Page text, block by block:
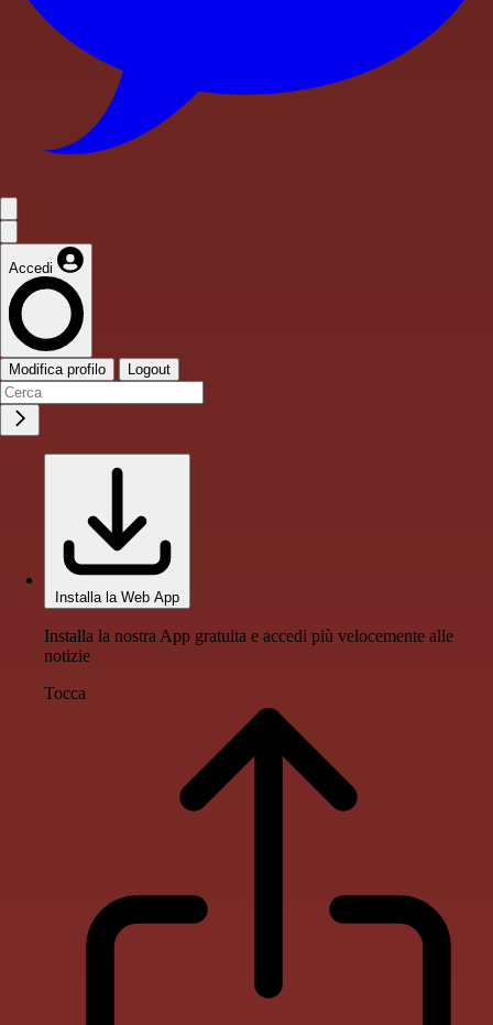
Accedi
Modifica profilo Logout
Installa la Web App
Installa la nostra App gratuita e accedi più velocemente alle
notizie
Tocca